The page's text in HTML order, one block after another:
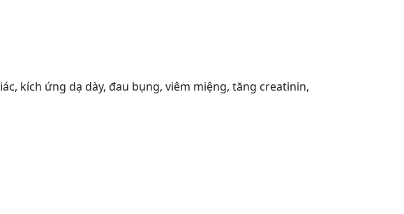
kích ứng dạ dày, đau bụng, viêm miệng, tăng creatinin,